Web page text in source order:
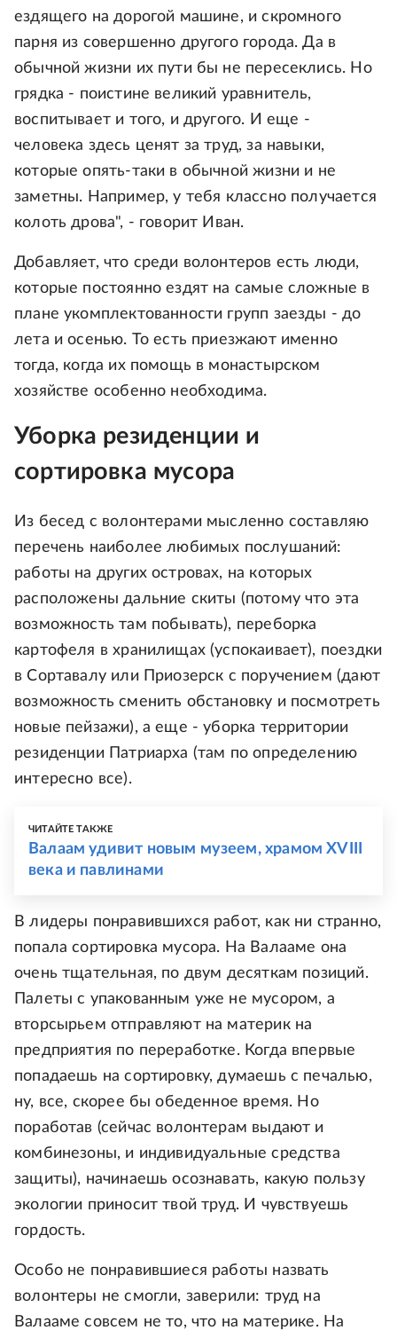
ездящего на дорогой машине, и скромного
парня из совершенно другого города. Да в
обычной жизни их пути бы не пересеклись. Но
грядка - поистине великий уравнитель,
воспитывает и того, и другого. И еще -
человека здесь ценят за труд, за навыки,
которые опять-таки в обычной жизни и не
заметны. Например, у тебя классно получается
колоть дрова", - говорит Иван.
Добавляет, что среди волонтеров есть люди,
которые постоянно ездят на самые сложные в
плане укомплектованности групп заезды - до
лета и осенью. То есть приезжают именно
тогда, когда их помощь в монастырском
хозяйстве особенно необходима.
Уборка резиденции и
сортировка мусора
Из бесед с волонтерами мысленно составляю
перечень наиболее любимых послушаний:
работы на других островах, на которых
расположены дальние скиты (потому что эта
возможность там побывать), переборка
картофеля в хранилищах (успокаивает), поездки
в Сортавалу или Приозерск с поручением (дают
возможность сменить обстановку и посмотреть
новые пейзажи), а еще - уборка территории
резиденции Патриарха (там по определению
интересно все).
ЧИТАЙТЕ ТАКЖЕ
Валаам удивит новым музеем, храмом XVIII
века и павлинами
В лидеры понравившихся работ, как ни странно,
попала сортировка мусора. На Валааме она
очень тщательная, по двум десяткам позиций.
Палеты с упакованным уже не мусором, а
вторсырьем отправляют на материк на
предприятия по переработке. Когда впервые
попадаешь на сортировку, думаешь с печалью,
ну, все, скорее бы обеденное время. Но
поработав (сейчас волонтерам выдают и
комбинезоны, и индивидуальные средства
защиты), начинаешь осознавать, какую пользу
экологии приносит твой труд. И чувствуешь
гордость.
Особо не понравившиеся работы назвать
волонтеры не смогли, заверили: труд на
Валааме совсем не то, что на материке. На